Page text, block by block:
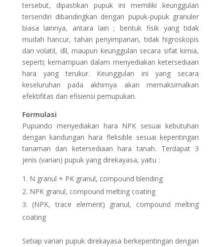
tersebut, dipastikan pupuk ini memiliki keunggulan
tersendiri dibandingkan dengan pupuk-pupuk granuler
biasa lainnya, antara lain ; bentuk fisik yang tidak
mudah hancur, tahan penyimpanan, tidak higroskopis
dan volatil, dll, maupun keunggulan secara sifat kimia,
seperti; kemampuan dalam menyediakan ketersediaan
hara yang terukur. Keunggulan ini yang secara
keseluruhan pada akhirnya akan memaksimalkan
efektifitas dan efisiensi pemupukan.
Formulasi
Pupuindo menyediakan hara NPK sesuai kebutuhan
dengan kandungan hara fleksible sesuai kepentingan
tanaman dan ketersediaan hara tanah. Terdapat 3
jenis (varian) pupuk yang direkayasa, yaitu :
N granul + PK granul, compound blending
NPK granul, compound melting coating
(NPK, trace element) granul, compound melting
coating
Setiap varian pupuk direkayasa berkepentingan dengan